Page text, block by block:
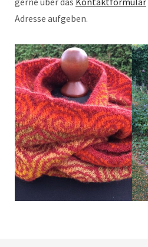
Adresse aufgeben.